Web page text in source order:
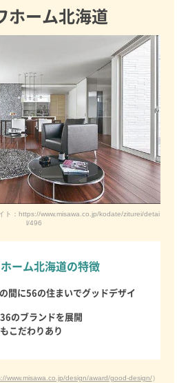
ホーム北海道
ト：https://www.misawa.co.jp/kodate/ziturei/detai
l/496
ーム北海道の特徴
間に56の住まいでグッドデザイ
36のブランドを展開
こだわりあり
www.misawa.co.jp/design/award/good-design/）